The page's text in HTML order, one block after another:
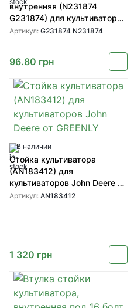
внутренняя (N231874
G231874) для культиваторов
John Deere от GREENLY
Артикул: G231874 N231874
96.80 грн
В наличии
Стойка культиватора
(AN183412) для
культиваторов John Deere от
GREENLY
Артикул: AN183412
1 320 грн